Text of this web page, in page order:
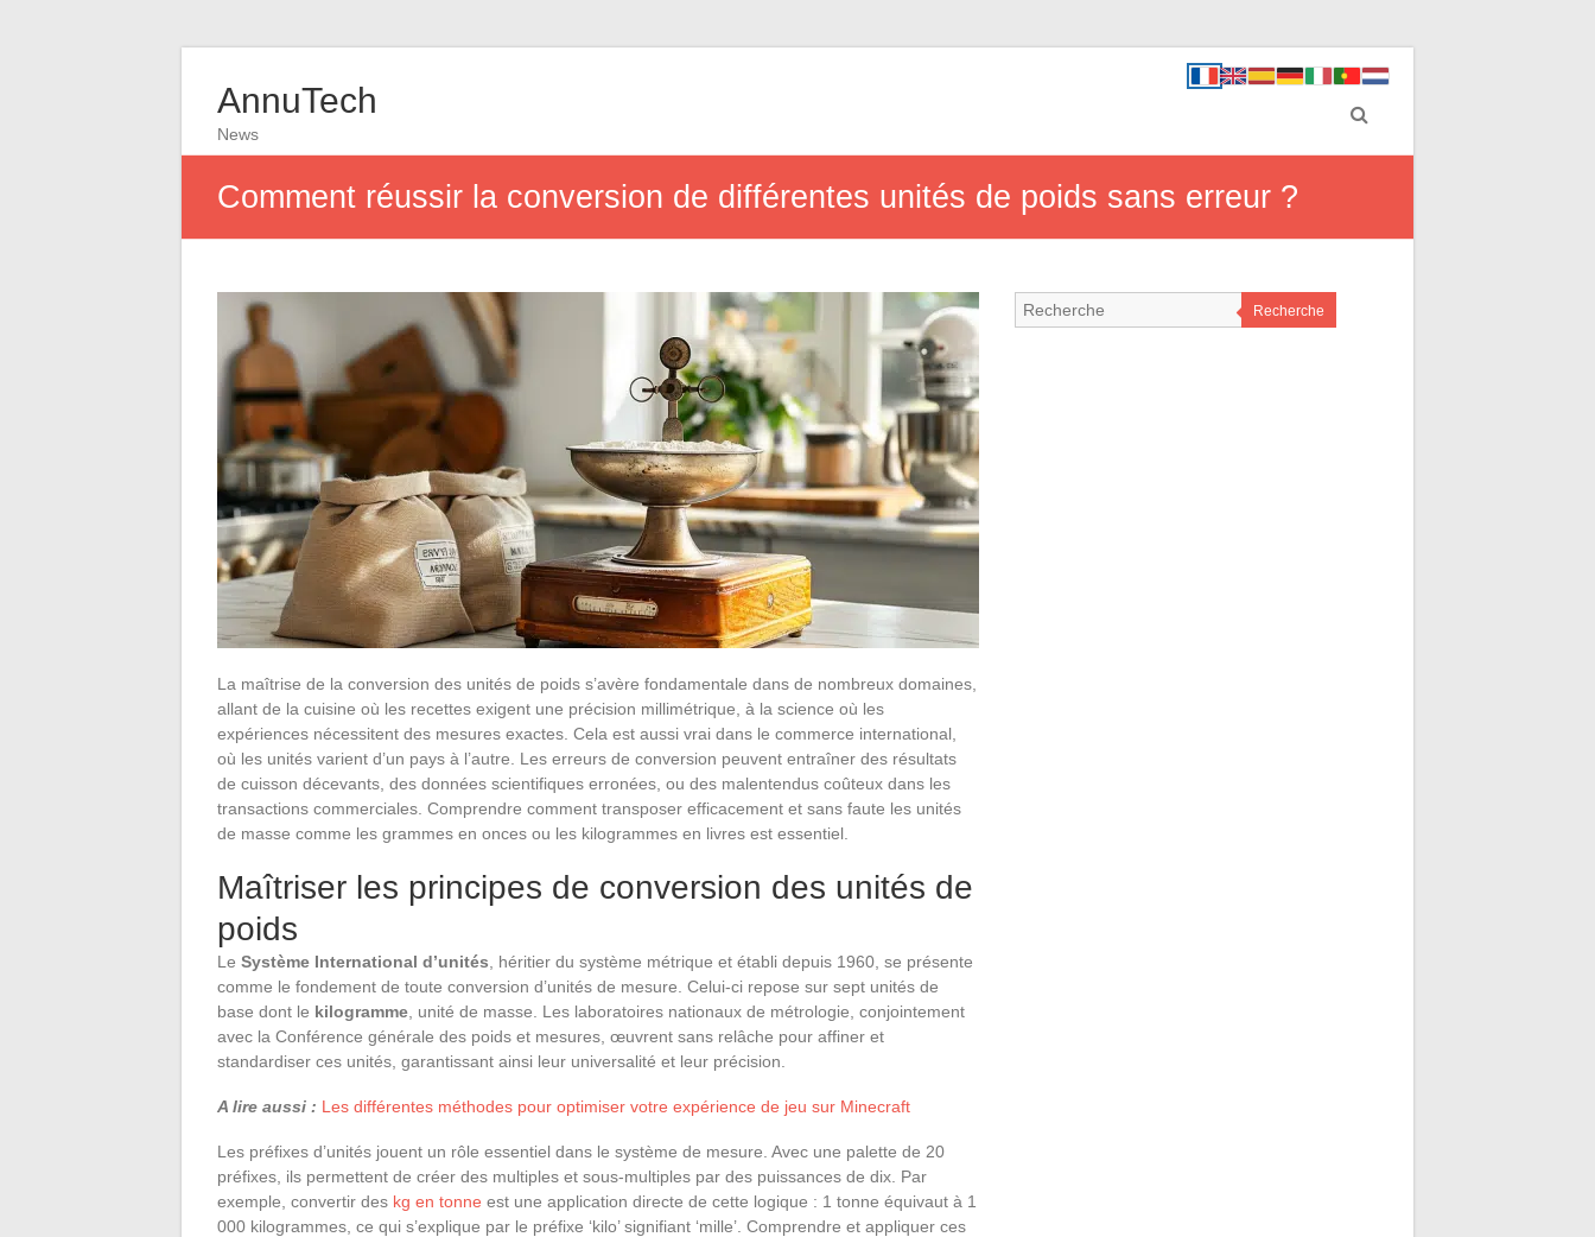
AnnuTech
News
Comment réussir la conversion de différentes unités de poids sans erreur ?
La maîtrise de la conversion des unités de poids s’avère fondamentale dans de nombreux domaines,
allant de la cuisine où les recettes exigent une précision millimétrique, à la science où les
expériences nécessitent des mesures exactes. Cela est aussi vrai dans le commerce international,
où les unités varient d’un pays à l’autre. Les erreurs de conversion peuvent entraîner des résultats
de cuisson décevants, des données scientifiques erronées, ou des malentendus coûteux dans les
transactions commerciales. Comprendre comment transposer efficacement et sans faute les unités
de masse comme les grammes en onces ou les kilogrammes en livres est essentiel.
Maîtriser les principes de conversion des unités de
poids
Le Système International d’unités , héritier du système métrique et établi depuis 1960, se présente
comme le fondement de toute conversion d’unités de mesure. Celui-ci repose sur sept unités de
base dont le kilogramme , unité de masse. Les laboratoires nationaux de métrologie, conjointement
avec la Conférence générale des poids et mesures, œuvrent sans relâche pour affiner et
standardiser ces unités, garantissant ainsi leur universalité et leur précision.
A lire aussi : Les différentes méthodes pour optimiser votre expérience de jeu sur Minecraft
Les préfixes d’unités jouent un rôle essentiel dans le système de mesure. Avec une palette de 20
préfixes, ils permettent de créer des multiples et sous-multiples par des puissances de dix. Par
exemple, convertir des kg en tonne est une application directe de cette logique : 1 tonne équivaut à 1
000 kilogrammes, ce qui s’explique par le préfixe ‘kilo’ signifiant ‘mille’. Comprendre et appliquer ces
Recherche